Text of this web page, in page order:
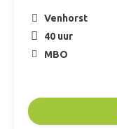
Venhorst
40 uur
MBO